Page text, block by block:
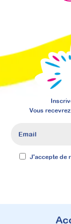
Vous
J'accepte de